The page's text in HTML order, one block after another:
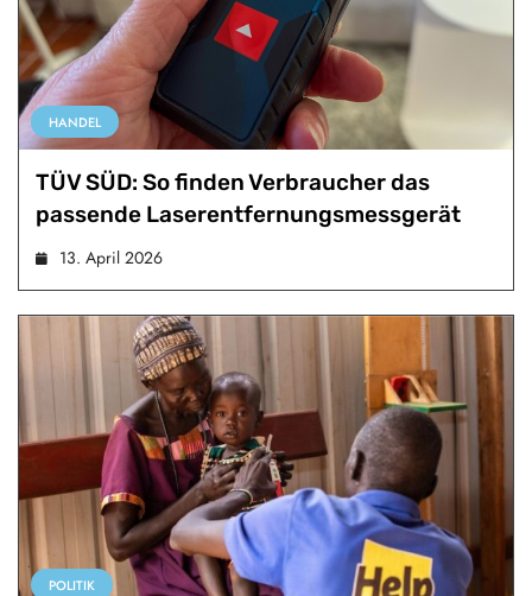
HANDEL
TÜV SÜD: So finden Verbraucher das
passende Laserentfernungsmessgerät
13. April 2026
POLITIK